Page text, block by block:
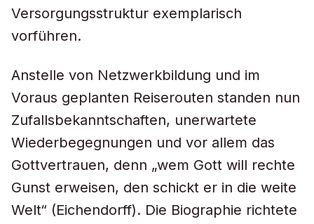
Versorgungsstruktur exemplarisch
vorführen.
Anstelle von Netzwerkbildung und im
Voraus geplanten Reiserouten standen nun
Zufallsbekanntschaften, unerwartete
Wiederbegegnungen und vor allem das
Gottvertrauen, denn „wem Gott will rechte
Gunst erweisen, den schickt er in die weite
Welt“ (Eichendorff). Die Biographie richtete